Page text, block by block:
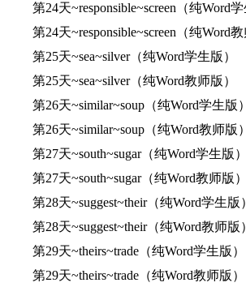
第24天~responsible~screen（纯Word学
第24天~responsible~screen（纯Word教
第25天~sea~silver（纯Word学生版）
第25天~sea~silver（纯Word教师版）
第26天~similar~soup（纯Word学生版）
第26天~similar~soup（纯Word教师版）
第27天~south~sugar（纯Word学生版）
第27天~south~sugar（纯Word教师版）
第28天~suggest~their（纯Word学生版）
第28天~suggest~their（纯Word教师版）
第29天~theirs~trade（纯Word学生版）
第29天~theirs~trade（纯Word教师版）